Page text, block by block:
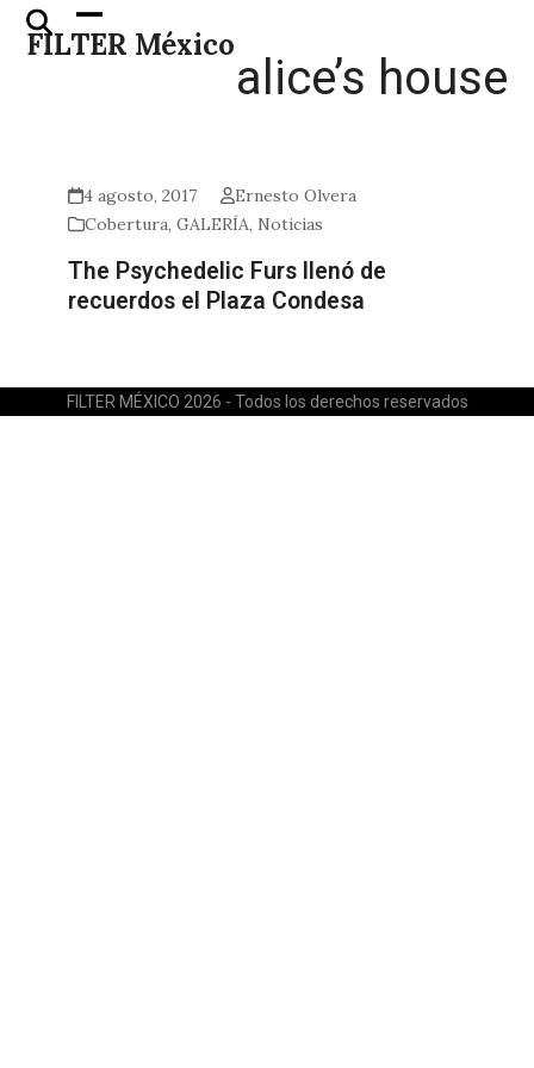
Skip
FILTER México
Open
mobile
Close
mobile
alice’s house
4 agosto, 2017
Ernesto Olvera
Cobertura,GALERÍA, Noticias
The Psychedelic Furs llenó de
recuerdos el Plaza Condesa
FILTER MÉXICO 2026 - Todos los derechos reservados